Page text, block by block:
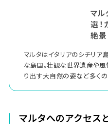
マルタ観光のベスト
春（4月〜6月）
夏（7月〜9月）
秋（10月〜11月
冬（12月〜3月）
マルタのワイン
マル
選
絶
マルタはイタリアのシチリ
な島国。壮観な世界遺産や
り出す大自然の姿など多く
マルタへのアクセス